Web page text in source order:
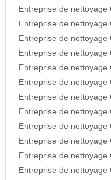
Entreprise de
Entreprise de
Entreprise de
Entreprise de nettoyage
Entreprise de nettoyage
Entreprise de
Entreprise de
Entreprise de
Entreprise de nettoyage
Entreprise de nettoyage
Entreprise de
Entreprise de